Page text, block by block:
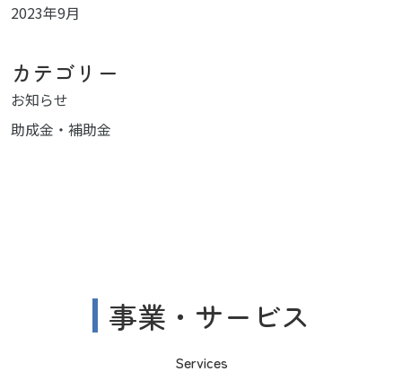
2023年9月
カテゴリー
お知らせ
助成金・補助金
事業・サービス
Services